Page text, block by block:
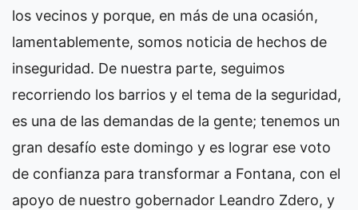
los vecinos y porque, en más de una ocasión,
lamentablemente, somos noticia de hechos de
inseguridad. De nuestra parte, seguimos
recorriendo los barrios y el tema de la seguridad,
es una de las demandas de la gente; tenemos un
gran desafío este domingo y es lograr ese voto
de confianza para transformar a Fontana, con el
apoyo de nuestro gobernador Leandro Zdero, y